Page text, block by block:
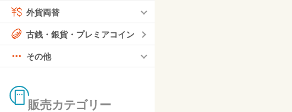
外貨両替
古銭・銀貨・プレミアコイン
その他
販売カテゴリー